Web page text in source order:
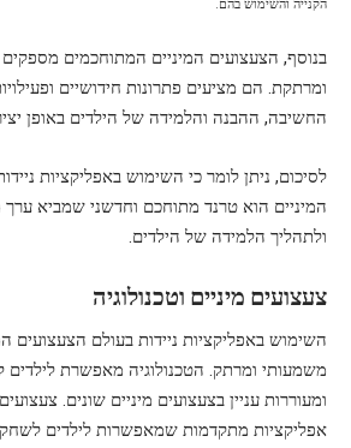
הקנייה והשימוש בהם.
בנוסף, הצעצועים המיניים המתוחכמים מספקים
ומרתקת. הם מציעים פתרונות חידושיים
החשיבה, ההבנה והלמידה של הילדים באופן
לסיכום, ניתן לומר כי השימוש באפליקציות
המיניים הוא טרנד מתוחכם וחדשני שמביא
ולתהליך הלמידה של הילדים.
צעצועים מיניים וטכנולוגיה
השימוש באפליקציות ניידות בעולם הצעצועים
משמעותי ומרתק. הטכנולוגיה מאפשרת לילדים
ומעוררות עניין בצעצועים מיניים שונים.
אפליקציות מתקדמות שמאפשרות לילדים לשחק